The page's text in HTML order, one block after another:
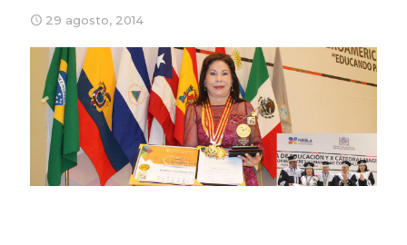
29 agosto, 2014